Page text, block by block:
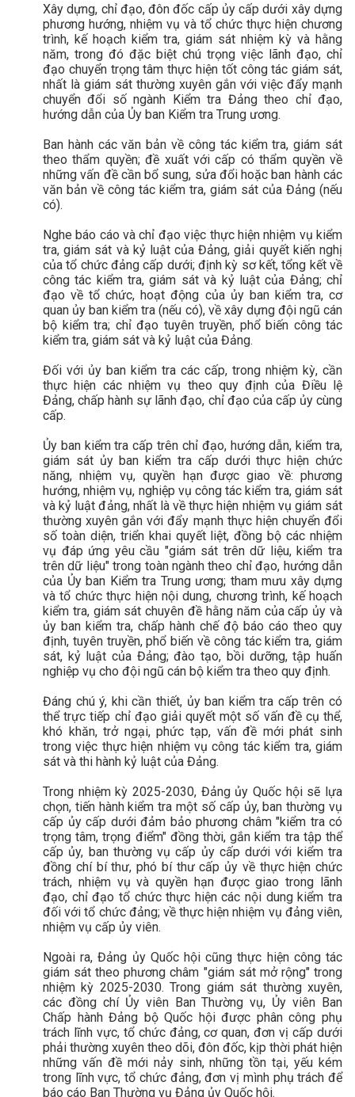
Xây dựng, chỉ đạo, đôn đốc cấp ủy cấp dưới xây dựng
phương hướng, nhiệm vụ và tổ chức thực hiện chương
trình, kế hoạch kiểm tra, giám sát nhiệm kỳ và hằng
năm, trong đó đặc biệt chú trọng việc lãnh đạo, chỉ
đạo chuyển trọng tâm thực hiện tốt công tác giám sát,
nhất là giám sát thường xuyên gắn với việc đẩy mạnh
chuyển đổi số ngành Kiểm tra Đảng theo chỉ đạo,
hướng dẫn của Ủy ban Kiểm tra Trung ương.
Ban hành các văn bản về công tác kiểm tra, giám sát
theo thẩm quyền; đề xuất với cấp có thẩm quyền về
những vấn đề cần bổ sung, sửa đổi hoặc ban hành các
văn bản về công tác kiểm tra, giám sát của Đảng (nếu
có).
Nghe báo cáo và chỉ đạo việc thực hiện nhiệm vụ kiểm
tra, giám sát và kỷ luật của Đảng, giải quyết kiến nghị
của tổ chức đảng cấp dưới; định kỳ sơ kết, tổng kết về
công tác kiểm tra, giám sát và kỷ luật của Đảng; chỉ
đạo về tổ chức, hoạt động của ủy ban kiểm tra, cơ
quan ủy ban kiểm tra (nếu có), về xây dựng đội ngũ cán
bộ kiểm tra; chỉ đạo tuyên truyền, phổ biến công tác
kiểm tra, giám sát và kỷ luật của Đảng.
Đối với ủy ban kiểm tra các cấp, trong nhiệm kỳ, cần
thực hiện các nhiệm vụ theo quy định của Điều lệ
Đảng, chấp hành sự lãnh đạo, chỉ đạo của cấp ủy cùng
cấp.
Ủy ban kiểm tra cấp trên chỉ đạo, hướng dẫn, kiểm tra,
giám sát ủy ban kiểm tra cấp dưới thực hiện chức
năng, nhiệm vụ, quyền hạn được giao về: phương
hướng, nhiệm vụ, nghiệp vụ công tác kiểm tra, giám sát
và kỷ luật đảng, nhất là về thực hiện nhiệm vụ giám sát
thường xuyên gắn với đẩy mạnh thực hiện chuyển đổi
số toàn diện, triển khai quyết liệt, đồng bộ các nhiệm
vụ đáp ứng yêu cầu "giám sát trên dữ liệu, kiểm tra
trên dữ liệu" trong toàn ngành theo chỉ đạo, hướng dẫn
của Ủy ban Kiểm tra Trung ương; tham mưu xây dựng
và tổ chức thực hiện nội dung, chương trình, kế hoạch
kiểm tra, giám sát chuyên đề hằng năm của cấp ủy và
ủy ban kiểm tra, chấp hành chế độ báo cáo theo quy
định, tuyên truyền, phổ biến về công tác kiểm tra, giám
sát, kỷ luật của Đảng; đào tạo, bồi dưỡng, tập huấn
nghiệp vụ cho đội ngũ cán bộ kiểm tra theo quy định.
Đáng chú ý, khi cần thiết, ủy ban kiểm tra cấp trên có
thể trực tiếp chỉ đạo giải quyết một số vấn đề сụ thể,
khó khăn, trở ngại, phức tạp, vấn đề mới phát sinh
trong việc thực hiện nhiệm vụ công tác kiểm tra, giám
sát và thi hành kỷ luật của Đảng.
Trong nhiệm kỳ 2025-2030, Đảng ủy Quốc hội sẽ lựa
chọn, tiến hành kiểm tra một số cấp ủy, ban thường vụ
cấp ủy cấp dưới đảm bảo phương châm "kiểm tra có
trọng tâm, trọng điểm" đồng thời, gắn kiểm tra tập thể
cấp ủy, ban thường vụ cấp ủy cấp dưới với kiểm tra
đồng chí bí thư, phó bí thư cấp ủy về thực hiện chức
trách, nhiệm vụ và quyền hạn được giao trong lãnh
đạo, chỉ đạo tổ chức thực hiện các nội dung kiểm tra
đối với tổ chức đảng; về thực hiện nhiệm vụ đảng viên,
nhiệm vụ cấp ủy viên.
Ngoài ra, Đảng ủy Quốc hội cũng thực hiện công tác
giám sát theo phương châm "giám sát mở rộng" trong
nhiệm kỳ 2025-2030. Trong giám sát thường xuyên,
các đồng chí Ủy viên Ban Thường vụ, Ủy viên Ban
Chấp hành Đảng bộ Quốc hội được phân công phụ
trách lĩnh vực, tổ chức đảng, cơ quan, đơn vị cấp dưới
phải thường xuyên theo dõi, đôn đốc, kịp thời phát hiện
những vấn đề mới nảy sinh, những tồn tại, yếu kém
trong lĩnh vực, tổ chức đảng, đơn vị mình phụ trách để
báo cáo Ban Thường vụ Đảng ủy Quốc hội.